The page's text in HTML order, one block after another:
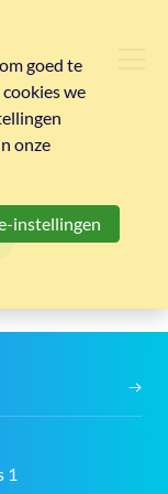
1
goed te
we
onze
instellingen